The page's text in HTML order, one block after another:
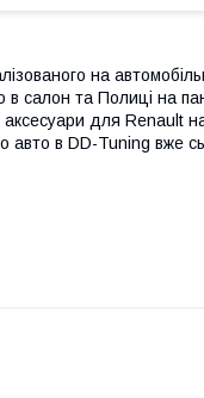
на
салон та Полиці на
для Renault
авто в DD-Tuning вже